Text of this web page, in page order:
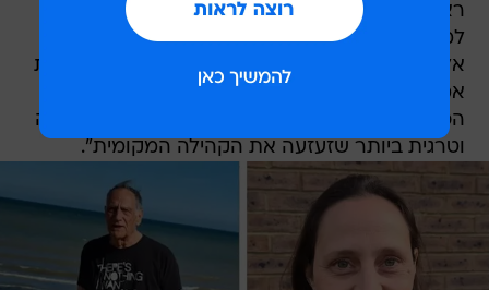
ראש עיריית רמסגייט, ראושאן ארה, ספדה היום
למשפחה: "מחשבותיי עם החברים והמשפחה של
אלה שאיבדו את חייהם והפצועים בתקרית הטראגית
אמש. בשם תושבי רמסגייט אני שולחת את תנחומינו
הכנים למשפחה שאיבדה אם וסבא. זו תאונה עצובה
וטרגית ביותר שזעזעה את הקהילה המקומית".